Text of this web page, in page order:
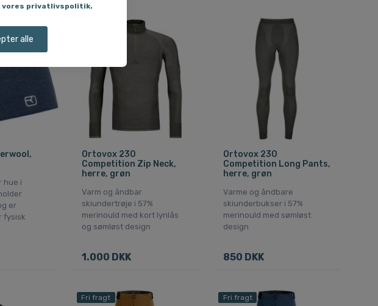
vores privatlivspolitik.
alle
hue i
er
fysisk
Ortovox 230
Competition Zip Neck,
herre, grøn
Varm og åndbar
skiundertrøje i 57%
merinould med kort lynlås
og sømløst design
1.000 DKK
Ortovox 230
Competition Long Pants,
herre, grøn
Varme og åndbare
skiunderbukser i 57%
merinould med sømløst
design
850 DKK
Fri fragt Fri fragt